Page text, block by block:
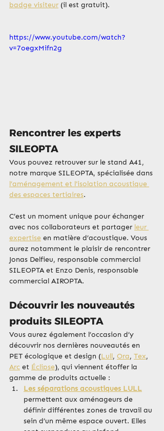
badge visiteur (il est gratuit).
https://www.youtube.com/watch?
v=7oegxMifn2g
Rencontrer les experts
SILEOPTA
Vous pouvez retrouver sur le stand A41,
notre marque SILEOPTA, spécialisée dans
l’aménagement et l’isolation acoustique
des espaces tertiaires.
C’est un moment unique pour échanger
avec nos collaborateurs et partager leur
expertise en matière d’acoustique. Vous
aurez notamment le plaisir de rencontrer
Jonas Delfieu, responsable commercial
SILEOPTA et Enzo Denis, responsable
commercial AIROPTA.
Découvrir les nouveautés
produits SILEOPTA
Vous aurez également l’occasion d’y
découvrir nos dernières nouveautés en
PET écologique et design (Lull, Ora, Tex,
Arc et Éclipse), qui viennent étoffer la
gamme de produits actuelle :
Les séparations acoustiques LULL
permettent aux aménageurs de
définir différentes zones de travail au
sein d’un même espace ouvert. Elles